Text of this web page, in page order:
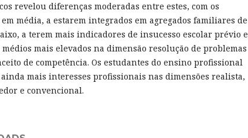
revelou diferenças moderadas entre estes, com os
média, a estarem integrados em agregados familiares de
a terem mais indicadores de insucesso escolar prévio e
mais elevados na dimensão resolução de problemas
de competência. Os estudantes do ensino profissional
mais interesses profissionais nas dimensões realista,
e convencional.